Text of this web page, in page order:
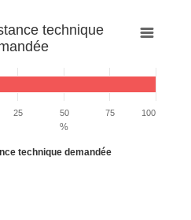
categories.
%. Data ranges from 100 to 100.
%
technique
technique demandée
100
25 50 75